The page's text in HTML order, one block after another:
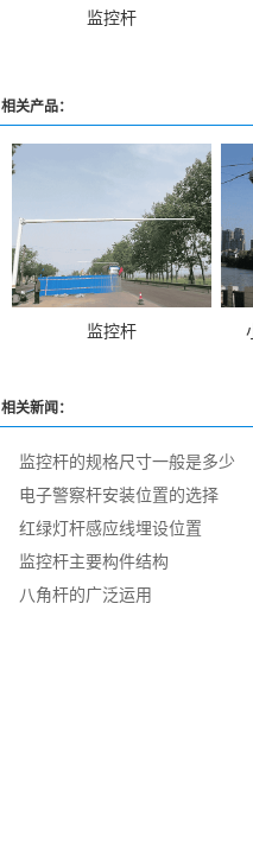
监控杆
相关产品：
监控杆
相关新闻：
监控杆的规格尺寸一般是多少
电子警察杆安装位置的选择
红绿灯杆感应线埋设位置
监控杆主要构件结构
八角杆的广泛运用